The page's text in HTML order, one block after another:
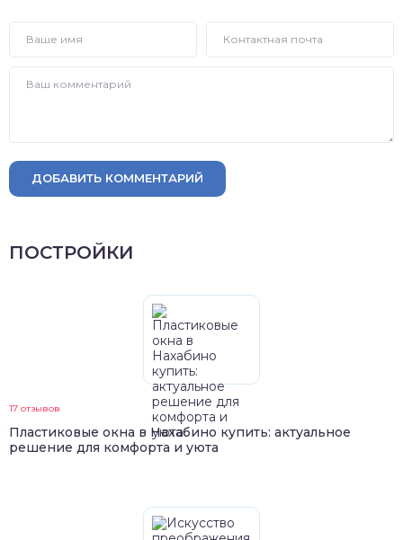
ДОБАВИТЬ КОММЕНТАРИЙ
ПОСТРОЙКИ
17 отзывов
Пластиковые окна в Нахабино купить: актуальное
решение для комфорта и уюта